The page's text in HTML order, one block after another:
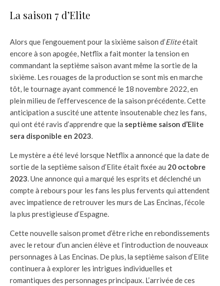
La saison 7 d’Elite
Alors que l’engouement pour la sixième saison d’Eliteétait
encore à son apogée, Netflix a fait monter la tension en
commandant la septième saison avant même la sortie de la
sixième. Les rouages de la production se sont mis en marche
tôt, le tournage ayant commencé le 18 novembre 2022, en
plein milieu de l’effervescence de la saison précédente. Cette
anticipation a suscité une attente insoutenable chez les fans,
qui ont été ravis d’apprendre que la septième saison d’Elite
sera disponible en 2023.
Le mystère a été levé lorsque Netflix a annoncé que la date de
sortie de la septième saison d’Elite était fixée au 20 octobre
2023. Une annonce qui a marqué les esprits et déclenché un
compte à rebours pour les fans les plus fervents qui attendent
avec impatience de retrouver les murs de Las Encinas, l’école
la plus prestigieuse d’Espagne.
Cette nouvelle saison promet d’être riche en rebondissements
avec le retour d’un ancien élève et l’introduction de nouveaux
personnages à Las Encinas. De plus, la septième saison d’Elite
continuera à explorer les intrigues individuelles et
romantiques des personnages principaux. L’arrivée de ces